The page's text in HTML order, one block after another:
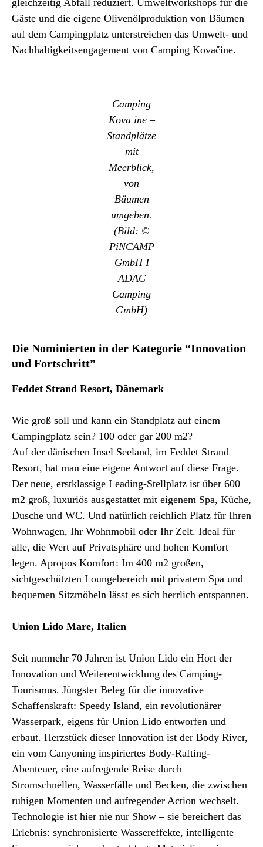
gleichzeitig Abfall reduziert. Umweltworkshops für die
Gäste und die eigene Olivenölproduktion von Bäumen
auf dem Campingplatz unterstreichen das Umwelt- und
Nachhaltigkeitsengagement von Camping Kovačine.
Camping
Kova ine –
Standplätze
mit
Meerblick,
von
Bäumen
umgeben.
(Bild: ©
PiNCAMP
GmbH I
ADAC
Camping
GmbH)
Die Nominierten in der Kategorie “Innovation
und Fortschritt”
Feddet Strand Resort, Dänemark
Wie groß soll und kann ein Standplatz auf einem
Campingplatz sein? 100 oder gar 200 m2?
Auf der dänischen Insel Seeland, im Feddet Strand
Resort, hat man eine eigene Antwort auf diese Frage.
Der neue, erstklassige Leading-Stellplatz ist über 600
m2 groß, luxuriös ausgestattet mit eigenem Spa, Küche,
Dusche und WC. Und natürlich reichlich Platz für Ihren
Wohnwagen, Ihr Wohnmobil oder Ihr Zelt. Ideal für
alle, die Wert auf Privatsphäre und hohen Komfort
legen. Apropos Komfort: Im 400 m2 großen,
sichtgeschützten Loungebereich mit privatem Spa und
bequemen Sitzmöbeln lässt es sich herrlich entspannen.
Union Lido Mare, Italien
Seit nunmehr 70 Jahren ist Union Lido ein Hort der
Innovation und Weiterentwicklung des Camping-
Tourismus. Jüngster Beleg für die innovative
Schaffenskraft: Speedy Island, ein revolutionärer
Wasserpark, eigens für Union Lido entworfen und
erbaut. Herzstück dieser Innovation ist der Body River,
ein vom Canyoning inspiriertes Body-Rafting-
Abenteuer, eine aufregende Reise durch
Stromschnellen, Wasserfälle und Becken, die zwischen
ruhigen Momenten und aufregender Action wechselt.
Technologie ist hier nie nur Show – sie bereichert das
Erlebnis: synchronisierte Wassereffekte, intelligente